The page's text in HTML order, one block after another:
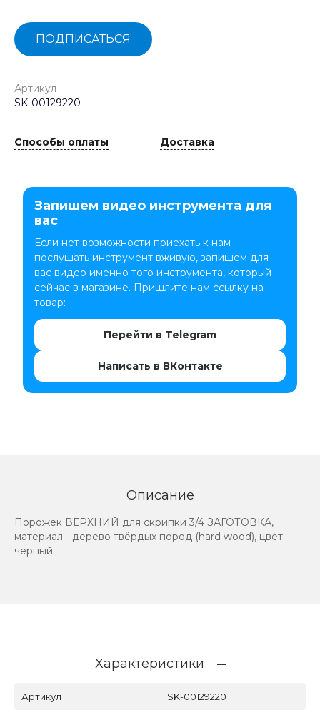
ПОДПИСАТЬСЯ
Артикул
SK-00129220
Способы оплаты Доставка
Запишем видео инструмента для
вас
Если нет возможности приехать к нам
послушать инструмент вживую, запишем для
вас видео именно того инструмента, который
сейчас в магазине. Пришлите нам ссылку на
товар:
Перейти в Telegram
Написать в ВКонтакте
Описание
Порожек ВЕРХНИЙ для скрипки 3/4 ЗАГОТОВКА,
материал - дерево твёрдых пород (hard wood), цвет-
чёрный
Характеристики
Артикул SK-00129220